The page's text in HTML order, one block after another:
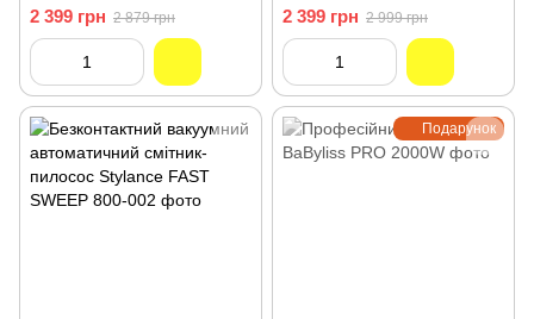
вентилятор - фен Stylance,
800-004
2 399 грн 2 879 грн
Stylance 800-003
2 399 грн 2 999 грн
Подарунок